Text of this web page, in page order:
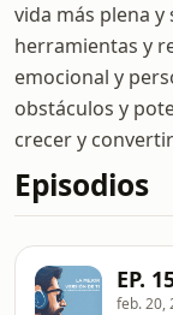
vida más plena
herramientas y
emocional y
obstáculos y
crecer y
Episodios
EP.
feb. 20,